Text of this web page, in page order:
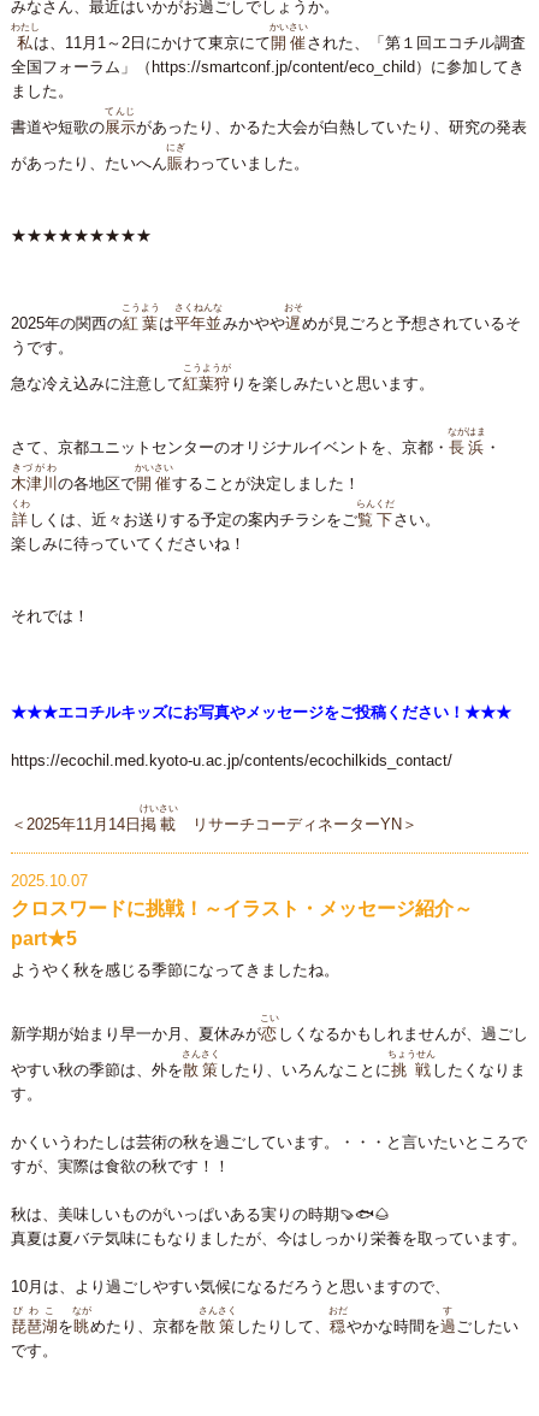
みなさん、最近はいかがお過ごしでしょうか。
私
わたし
は、11月1～2日にかけて東京にて開催
かいさい
された、
「第１回エコチル調査
全国フォーラム」
（ https://smartconf.jp/content/eco_child ）に参加してき
ました。
書道や短歌の展示
てんじ
があったり、かるた大会が白熱していたり、研究の発表
があったり、たいへん賑
にぎ
わっていました。
★★★★★★★★★
2025年の関西の紅葉
こうよう
は平年並
さくねんな
みかやや遅
おそ
めが見ごろと予想されているそ
うです。
急な冷え込みに注意して紅葉狩
こうようが
りを楽しみたいと思います。
さて、京都ユニットセンターのオリジナルイベントを、京都・ 長浜
ながはま
・
木津川
きづがわ
の各地区で開催
かいさい
することが決定しました！
詳
くわ
しくは、近々お送りする予定の案内チラシをご覧下
らんくだ
さい。
楽しみに待っていてくださいね！
それでは！
★★★エコチルキッズにお写真やメッセージをご投稿ください！★★★
https://ecochil.med.kyoto-u.ac.jp/contents/ecochilkids_contact/
＜2025年11月14日 掲載
けいさい
リサーチコーディネーターYN＞
2025.10.07
クロスワードに挑戦！～イラスト・メッセージ紹介～
part★5
ようやく秋を感じる季節になってきましたね。
新学期が始まり早一か月、夏休みが恋
こい
しくなるかもしれませんが、過ごし
やすい秋の季節は、外を散策
さんさく
したり、いろんなことに挑戦
ちょうせん
したくなりま
す。
かくいうわたしは芸術の秋を過ごしています。・・・と言いたいところで
すが、実際は食欲の秋です！！
秋は、美味しいものがいっぱいある実りの時期🍠🐟🌰
真夏は夏バテ気味にもなりましたが、今はしっかり栄養を取っています。
10月は、より過ごしやすい気候になるだろうと思いますので、
琵琶湖
びわこ
を眺
なが
めたり、京都を散策
さんさく
したりして、 穏
おだ
やかな時間を過
す
ごしたい
です。